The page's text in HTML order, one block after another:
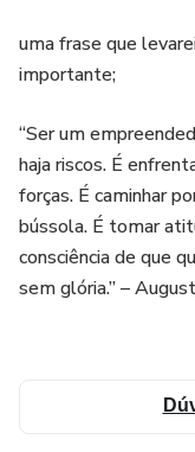
uma frase que
importante;
“Ser um
haja riscos. É
forças. É caminhar
bússola. É tomar
consciência de que
sem glória.” –